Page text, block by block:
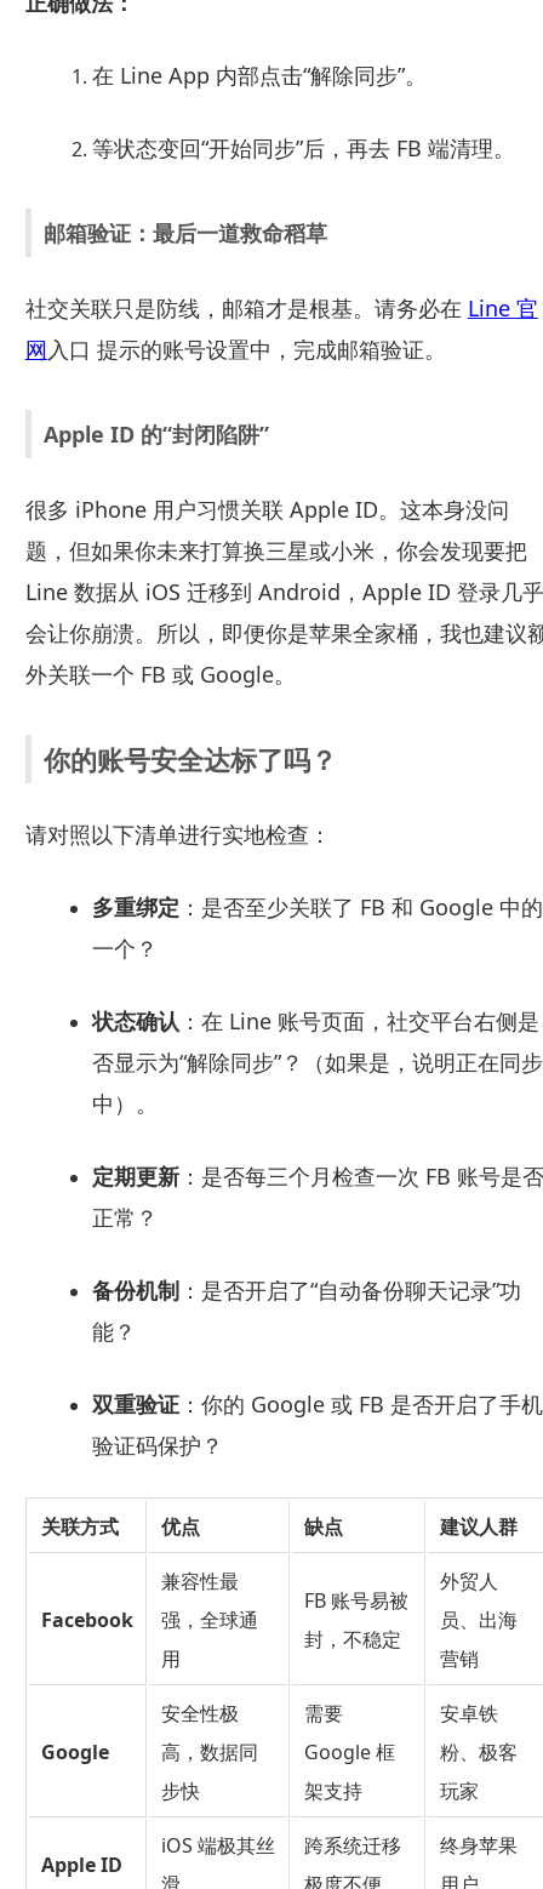
在 Line App 内部点击“解除同步”。
等状态变回“开始同步”后，再去 FB 端清理。
邮箱验证：最后一道救命稻草
社交关联只是防线，邮箱才是根基。请务必在 Line 官
网入口 提示的账号设置中，完成邮箱验证。
Apple ID 的“封闭陷阱”
很多 iPhone 用户习惯关联 Apple ID。这本身没问
题，但如果你未来打算换三星或小米，你会发现要把
Line 数据从 iOS 迁移到 Android，Apple ID 登录几乎
会让你崩溃。所以，即便你是苹果全家桶，我也建议
外关联一个 FB 或 Google。
你的账号安全达标了吗？
请对照以下清单进行实地检查：
多重绑定 ：是否至少关联了 FB 和 Google 中的
一个？
状态确认 ：在 Line 账号页面，社交平台右侧是
否显示为“解除同步”？（如果是，说明正在同步
中）。
定期更新：是否每三个月检查一次 FB 账号是否
正常？
备份机制：是否开启了“自动备份聊天记录”功
能？
双重验证：你的 Google 或 FB 是否开启了手机
验证码保护？
关联方式 优点 缺点 建议人群
Facebook
兼容性最
强，全球通
用
FB 账号易被
封，不稳定
外贸人
员、出海
营销
Google
安全性极
高，数据同
步快
需要
Google 框
架支持
安卓铁
粉、极客
玩家
Apple ID
iOS 端极其丝
跨系统迁移
终身苹果